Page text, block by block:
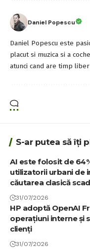
Daniel Popescu
Daniel Popescu este
placut si muzica si a
atunci cand are timp
S-ar putea să îți
AI este folosit de
utilizatorii urbani de
căutarea clasică
31/07/2026
HP adoptă OpenAI
operațiuni interne și
clienți
31/07/2026